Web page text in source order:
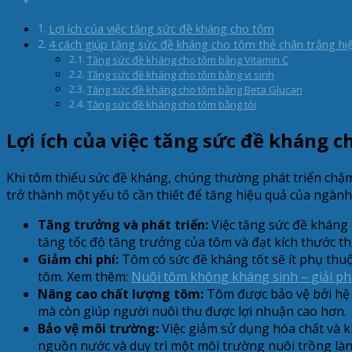
Lợi ích của việc tăng sức đề kháng cho tôm
4 cách giúp tăng sức đề kháng cho tôm thẻ chân trắng
Tăng sức đề kháng cho tôm bằng Vitamin C
Tăng sức đề kháng cho tôm bằng vi sinh
Tăng sức đề kháng cho tôm bằng Beta Glucan
Tăng sức đề kháng cho tôm bằng tỏi
Lợi ích của việc tăng sức đề kháng
Khi tôm thiếu sức đề kháng, chúng thường phát triển
trở thành một yếu tố cần thiết để tăng hiệu quả của
Tăng trưởng và phát triển:Việc tăng sức đề
tăng tốc độ tăng trưởng của tôm và đạt kích thước
Giảm chi phí: Tôm có sức đề kháng tốt sẽ ít phụ
tôm. Xem thêm: Nuôi tôm không kháng sinh – giải
Nâng cao chất lượng tôm: Tôm được bảo vệ bởi
mà còn giúp người nuôi thu được lợi nhuận cao hơn.
Bảo vệ môi trường:Việc giảm sử dụng hóa chất và
nguồn nước và duy trì một môi trường nuôi trồng